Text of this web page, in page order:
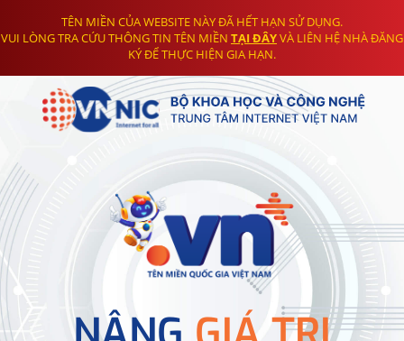
TÊN MIỀN CỦA WEBSITE NÀY ĐÃ HẾT HẠN SỬ DỤNG.
VUI LÒNG TRA CỨU THÔNG TIN TÊN MIỀN TẠI ĐÂYVÀ LIÊN HỆ NHÀ ĐĂNG
KÝ ĐỂ THỰC HIỆN GIA HẠN.